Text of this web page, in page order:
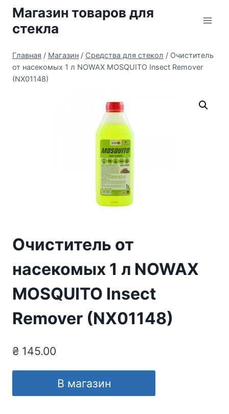
Перейти
содержимому
Магазин товаров для
стекла
Главная / Магазин / Средства для стекол / Очиститель
от насекомых 1 л NOWAX MOSQUITO Insect Remover
(NX01148)
Очиститель от
насекомых 1 л NOWAX
MOSQUITO Insect
Remover (NX01148)
₴ 145.00
В магазин